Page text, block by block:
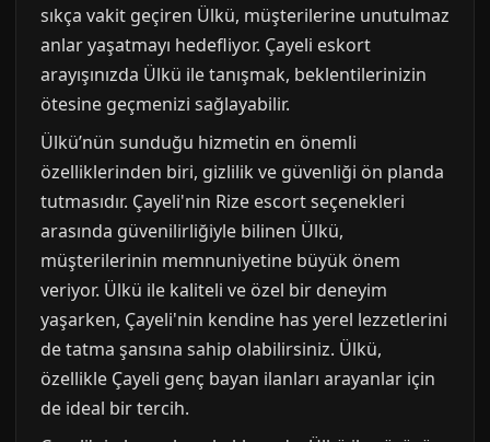
sıkça vakit geçiren Ülkü, müşterilerine unutulmaz
anlar yaşatmayı hedefliyor. Çayeli eskort
arayışınızda Ülkü ile tanışmak, beklentilerinizin
ötesine geçmenizi sağlayabilir.
Ülkü’nün sunduğu hizmetin en önemli
özelliklerinden biri, gizlilik ve güvenliği ön planda
tutmasıdır. Çayeli'nin Rize escort seçenekleri
arasında güvenilirliğiyle bilinen Ülkü,
müşterilerinin memnuniyetine büyük önem
veriyor. Ülkü ile kaliteli ve özel bir deneyim
yaşarken, Çayeli'nin kendine has yerel lezzetlerini
de tatma şansına sahip olabilirsiniz. Ülkü,
özellikle Çayeli genç bayan ilanları arayanlar için
de ideal bir tercih.